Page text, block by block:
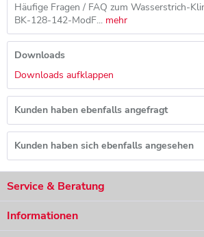
Häufige Fragen / FAQ zum Wasserstrich-
BK-128-142-ModF... mehr
Downloads
Downloads aufklappen
Kunden haben ebenfalls angefragt
Kunden haben sich ebenfalls angesehen
Service & Beratung
Informationen